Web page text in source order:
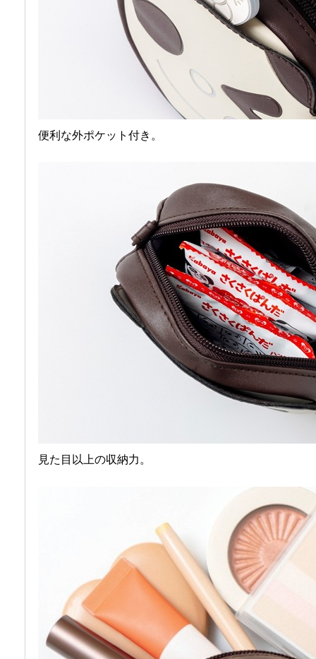
便利な外ポケット付き。
見た目以上の収納力。